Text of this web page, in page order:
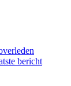
bericht